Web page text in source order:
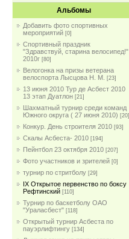
Альбомы
Добавить фото спортивных
мероприятий [0]
Спортивный праздник
"Здравствуй, старина велосипед!"
2010г [80]
Велогонка на призы ветерана
велоспорта Лысцова Н. М.
[23]
13 июня 2010 Тур де Асбест 2010
13 этап Дуатлон [21]
Шахматный турнир среди команд
Южного округа ( 27 июня 2010) [20]
Конкур. День строителя 2010 [93]
Скалы Асбеста- 2010 [194]
Пейнтбол 23 октября 2010 [207]
Фото участников и зрителей [0]
турнир по стритболу [29]
IX Открытое первенство по боксу
Рефтинский [110]
Турнир по баскетболу ОАО
"Ураласбест" [118]
Открытый турнир Асбеста по
пауэрлифтингу [134]